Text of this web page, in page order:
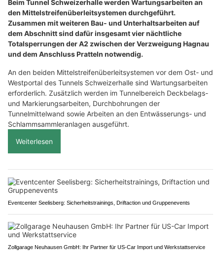
Beim Tunnel Schweizerhalle werden Wartungsarbeiten an
den Mittelstreifenüberleitsystemen durchgeführt.
Zusammen mit weiteren Bau- und Unterhaltsarbeiten auf
dem Abschnitt sind dafür insgesamt vier nächtliche
Totalsperrungen der A2 zwischen der Verzweigung Hagnau
und dem Anschluss Pratteln notwendig.
An den beiden Mittelstreifenüberleitsystemen vor dem Ost- und
Westportal des Tunnels Schweizerhalle sind Wartungsarbeiten
erforderlich. Zusätzlich werden im Tunnelbereich Deckbelags-
und Markierungsarbeiten, Durchbohrungen der
Tunnelmittelwand sowie Arbeiten an den Entwässerungs- und
Schlammsammleranlagen ausgeführt.
Weiterlesen
Eventcenter Seelisberg: Sicherheitstrainings, Driftaction und Gruppenevents
Zollgarage Neuhausen GmbH: Ihr Partner für US-Car Import und Werkstattservice